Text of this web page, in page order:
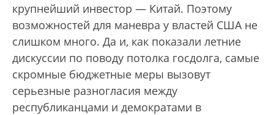
крупнейший инвестор — Китай. Поэтому
возможностей для маневра у властей США не
слишком много. Да и, как показали летние
дискуссии по поводу потолка госдолга, самые
скромные бюджетные меры вызовут
серьезные разногласия между
республиканцами и демократами в